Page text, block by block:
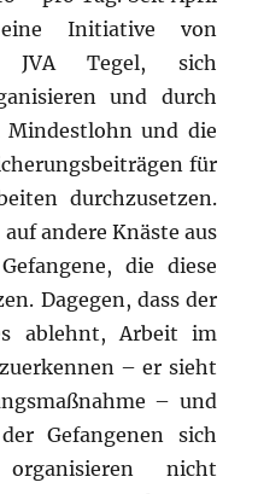
Initiative von
JVA Tegel, sich
und durch
Mindestlohn und die
für
durchzusetzen.
andere Knäste aus
die diese
Dagegen, dass der
ablehnt, Arbeit im
– er sieht
– und
Gefangenen sich
nicht